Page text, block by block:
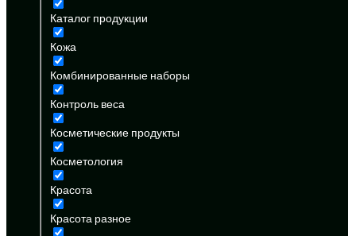
Каталог продукции
Кожа
Комбинированные наборы
Контроль веса
Косметические продукты
Косметология
Красота
Красота разное